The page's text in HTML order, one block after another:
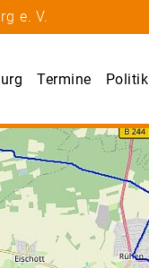
e. V.
Termine Politik